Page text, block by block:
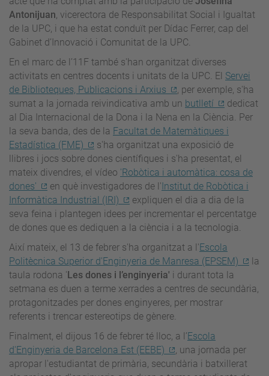
Antonijuan, vicerectora de Responsabilitat Social i Igualtat
de la UPC, i que ha estat conduït per Dídac Ferrer, cap del
Gabinet d’Innovació i Comunitat de la UPC.
En el marc de l’11F també s'han organitzat diverses
activitats en centres docents i unitats de la UPC. El Servei
de Biblioteques, Publicacions i Arxius
, per exemple, s'ha
sumat a la jornada reivindicativa amb un butlletí
dedicat
al Dia Internacional de la Dona i la Nena en la Ciència. Per
la seva banda, des de la Facultat de Matemàtiques i
Estadística (FME)
s'ha organitzat una exposició de
llibres i jocs sobre dones científiques i s'ha presentat, el
mateix divendres, el vídeo 'Robòtica i automàtica: cosa de
dones'
en què investigadores de l'Institut de Robòtica i
Informàtica Industrial (IRI)
expliquen el dia a dia de la
seva feina i plantegen idees per incrementar el percentatge
de dones que es dediquen a la ciència i a la tecnologia.
Així mateix, el 13 de febrer s'ha organitzat a l'Escola
Politècnica Superior d'Enginyeria de Manresa (EPSEM)
la
taula rodona 'Les dones i l’enginyeria' i durant tota la
setmana es duen a terme xerrades a centres de secundària,
protagonitzades per dones enginyeres, per mostrar
referents i trencar estereotips de gènere.
Finalment, el dijous 16 de febrer té lloc, a l’Escola
d'Enginyeria de Barcelona Est (EEBE)
, una jornada per
apropar l'estudiantat de primària, secundària i batxillerat